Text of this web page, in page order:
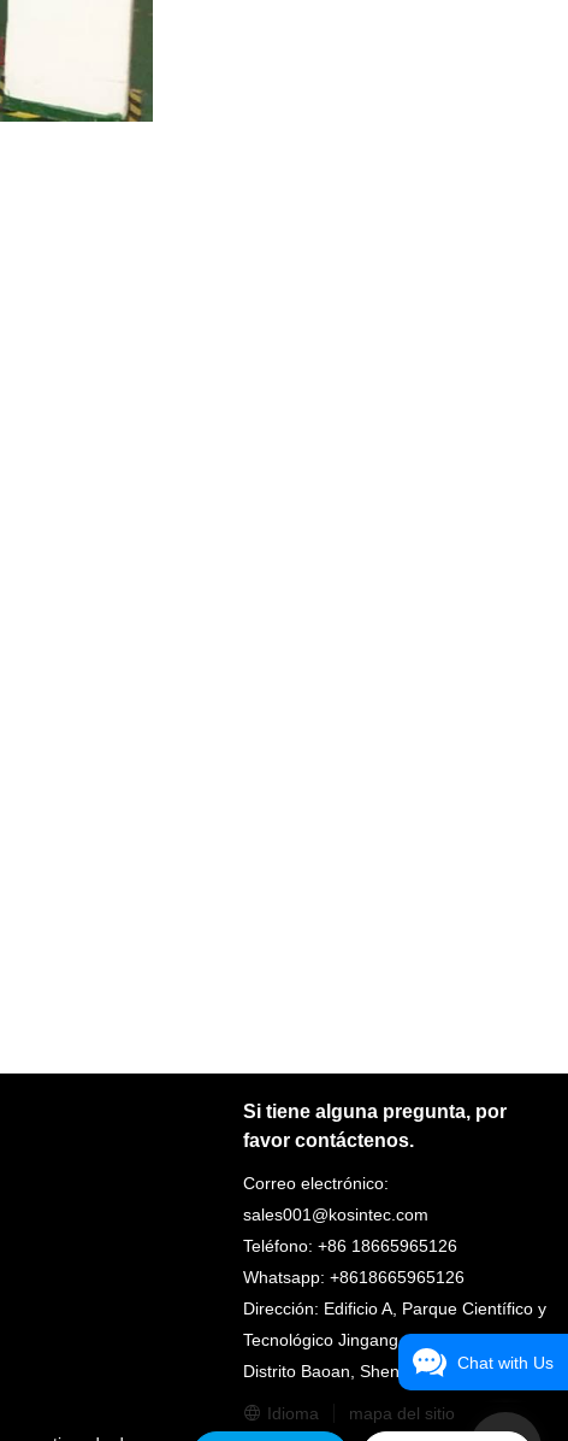
Si tiene alguna pregunta, por
favor contáctenos.
Correo electrónico:
sales001@kosintec.com
Teléfono: +86 18665965126
Whatsapp: +8618665965126
Dirección: Edificio A, Parque Científico y
Tecnológico Jingang, Ciudad Fuyong,
Distrito Baoan, Shenzhen, China
Idioma mapa del sitio
Chat with Us